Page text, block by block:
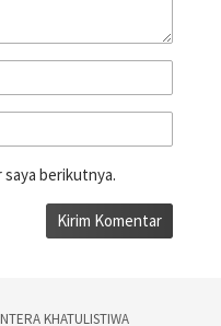
saya berikutnya.
KHATULISTIWA